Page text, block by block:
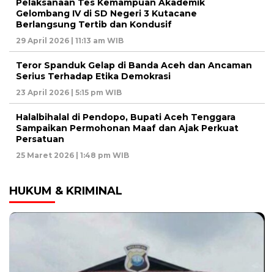
Pelaksanaan Tes Kemampuan Akademik
Gelombang IV di SD Negeri 3 Kutacane
Berlangsung Tertib dan Kondusif
29 April 2026 | 11:13 am WIB
Teror Spanduk Gelap di Banda Aceh dan Ancaman
Serius Terhadap Etika Demokrasi
23 April 2026 | 5:15 pm WIB
Halalbihalal di Pendopo, Bupati Aceh Tenggara
Sampaikan Permohonan Maaf dan Ajak Perkuat
Persatuan
25 Maret 2026 | 1:48 pm WIB
HUKUM & KRIMINAL